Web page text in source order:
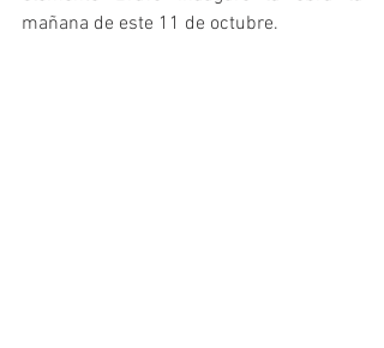
mañana de este 11 de octubre.